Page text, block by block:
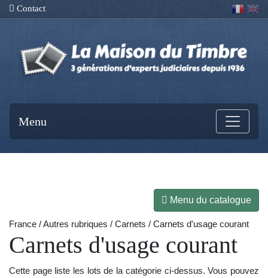
Contact
Menu
Menu du catalogue
France / Autres rubriques / Carnets / Carnets d'usage courant
Carnets d'usage courant
Cette page liste les lots de la catégorie ci-dessus. Vous pouvez